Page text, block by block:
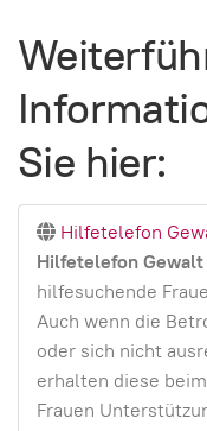
Sie hier:
Hilfetelefon
Hilfetelefon Gewalt
hilfesuchende
Auch wenn die
oder sich nicht
erhalten diese
Frauen